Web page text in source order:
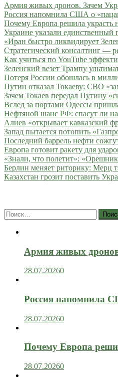
Армия живых дронов. Зачем
Россия напомнила США о
Почему Европа решила украсть
Украине указали единственный
«Иран быстро ликвидирует
Стратегический консалтинг —
Как учиться по YouTube
Зеленский везет Трампу
Потеря России обошлась в
Путин отказал Токаеву: СВО
Зачем Токаев передал Путину
Вслед за портами Одессы
Нефтяной шанс РФ: спасут ли
Алиев «открывает кавказский
Запад пытается потопить
Последний баррель нефти
Европа готовит ракету для
«Знали, что полетит»:
Берлин меняет риторику: Мерц
Казахстан грозит поставить
Найти:
Армия живых
28.07.20260
Россия напомнила
28.07.20260
Почему Европа
28.07.20260